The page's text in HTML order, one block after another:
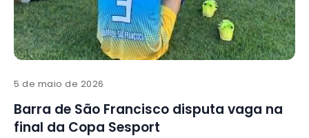
5 de maio de 2026
Barra de São Francisco disputa vaga na
final da Copa Sesport